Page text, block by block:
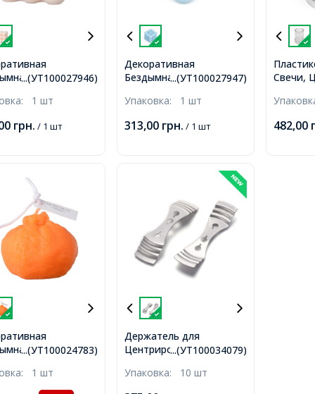
...(УТ100027946)
Свеча из
1 шт
грн. / 1 шт
...(УТ100027947)
Декоративная
Бездымная Свеча из
голубой, 62х62х58мм,
Упаковка: 1 шт
313,00 грн. / 1 шт
Свечи,
Высота
482,00
...(УТ100024783)
Свеча из
Размер:
1 шт
...(УТ100034079)
Держатель для
Центрирования Фитиля
Металлический,
Упаковка: 10 шт